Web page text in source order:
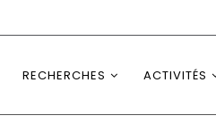
RECHERCHES ACTIVITÉS